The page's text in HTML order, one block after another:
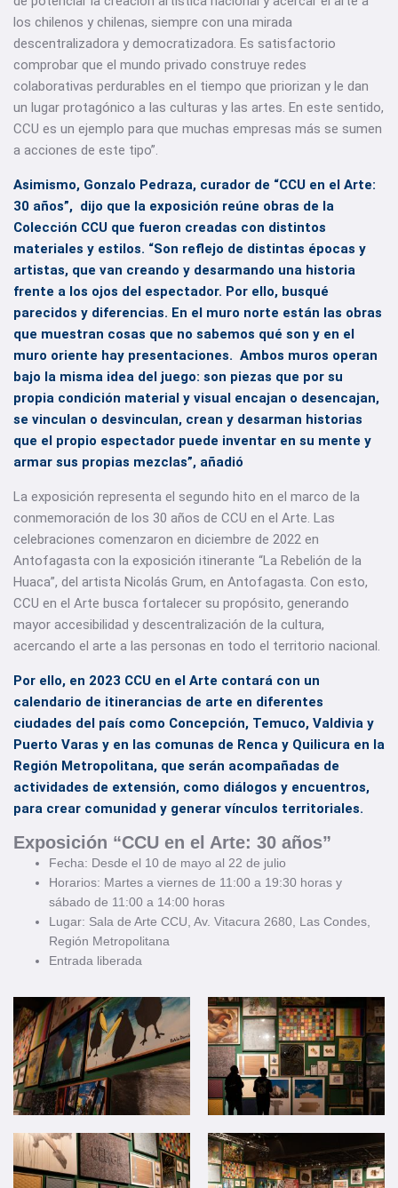
los chilenos y chilenas, siempre con una mirada
descentralizadora y democratizadora. Es satisfactorio
comprobar que el mundo privado construye redes
colaborativas perdurables en el tiempo que priorizan y le dan
un lugar protagónico a las culturas y las artes. En este sentido,
CCU es un ejemplo para que muchas empresas más se sumen
a acciones de este tipo”.
Asimismo, Gonzalo Pedraza, curador de “CCU en el Arte:
30 años”, dijo que la exposición reúne obras de la
Colección CCU que fueron creadas con distintos
materiales y estilos. “Son reflejo de distintas épocas y
artistas, que van creando y desarmando una historia
frente a los ojos del espectador. Por ello, busqué
parecidos y diferencias. En el muro norte están las obras
que muestran cosas que no sabemos qué son y en el
muro oriente hay presentaciones. Ambos muros operan
bajo la misma idea del juego: son piezas que por su
propia condición material y visual encajan o desencajan,
se vinculan o desvinculan, crean y desarman historias
que el propio espectador puede inventar en su mente y
armar sus propias mezclas”, añadió
La exposición representa el segundo hito en el marco de la
conmemoración de los 30 años de CCU en el Arte. Las
celebraciones comenzaron en diciembre de 2022 en
Antofagasta con la exposición itinerante “La Rebelión de la
Huaca”, del artista Nicolás Grum, en Antofagasta. Con esto,
CCU en el Arte busca fortalecer su propósito, generando
mayor accesibilidad y descentralización de la cultura,
acercando el arte a las personas en todo el territorio nacional.
Por ello, en 2023 CCU en el Arte contará con un
calendario de itinerancias de arte en diferentes
ciudades del país como Concepción, Temuco, Valdivia y
Puerto Varas y en las comunas de Renca y Quilicura en la
Región Metropolitana, que serán acompañadas de
actividades de extensión, como diálogos y encuentros,
para crear comunidad y generar vínculos territoriales.
Exposición “CCU en el Arte: 30 años”
Fecha: Desde el 10 de mayo al 22 de julio
Horarios: Martes a viernes de 11:00 a 19:30 horas y
sábado de 11:00 a 14:00 horas
Lugar: Sala de Arte CCU, Av. Vitacura 2680, Las Condes,
Región Metropolitana
Entrada liberada